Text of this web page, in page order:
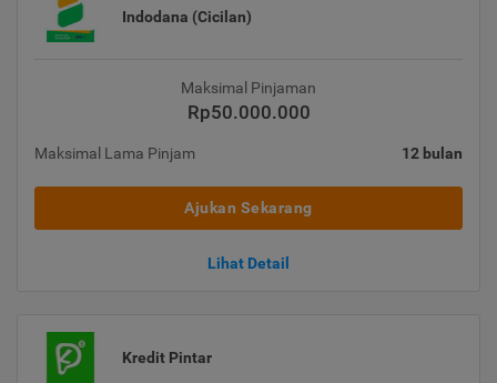
Indodana (Cicilan)
Maksimal Pinjaman
Rp50.000.000
Maksimal Lama Pinjam 12 bulan
Ajukan Sekarang
Lihat Detail
Kredit Pintar